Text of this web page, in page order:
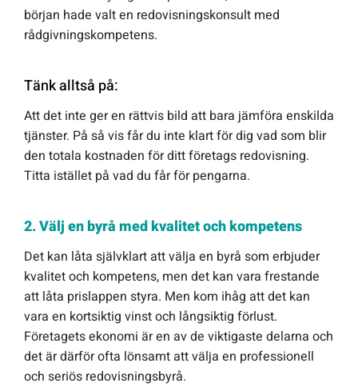
början hade valt en redovisningskonsult med
rådgivningskompetens.
Tänk alltså på:
Att det inte ger en rättvis bild att bara jämföra enskilda
tjänster. På så vis får du inte klart för dig vad som blir
den totala kostnaden för ditt företags redovisning.
Titta istället på vad du får för pengarna.
2. Välj en byrå med kvalitet och kompetens
Det kan låta självklart att välja en byrå som erbjuder
kvalitet och kompetens, men det kan vara frestande
att låta prislappen styra. Men kom ihåg att det kan
vara en kortsiktig vinst och långsiktig förlust.
Företagets ekonomi är en av de viktigaste delarna och
det är därför ofta lönsamt att välja en professionell
och seriös redovisningsbyrå.